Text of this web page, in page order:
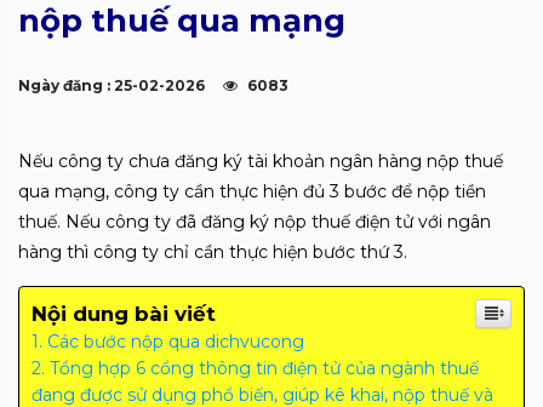
nộp thuế qua mạng
Ngày đăng : 25-02-2026 6083
Nếu công ty chưa đăng ký tài khoản ngân hàng nộp thuế
qua mạng, công ty cần thực hiện đủ 3 bước để nộp tiền
thuế. Nếu công ty đã đăng ký nộp thuế điện tử với ngân
hàng thì công ty chỉ cần thực hiện bước thứ 3.
Nội dung bài viết
Các bước nộp qua dichvucong
Tổng hợp 6 cổng thông tin điện tử của ngành thuế
đang được sử dụng phổ biến, giúp kê khai, nộp thuế và